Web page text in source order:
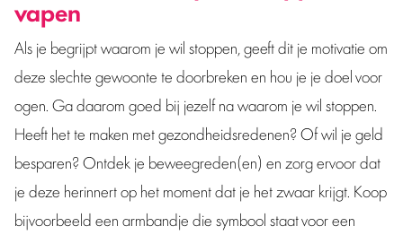
vapen
Als je begrijpt waarom je wil stoppen, geeft dit je motivatie om
deze slechte gewoonte te doorbreken en hou je je doel voor
ogen. Ga daarom goed bij jezelf na waarom je wil stoppen.
Heeft het te maken met gezondheidsredenen? Of wil je geld
besparen? Ontdek je beweegreden(en) en zorg ervoor dat
je deze herinnert op het moment dat je het zwaar krijgt. Koop
bijvoorbeeld een armbandje die symbool staat voor een